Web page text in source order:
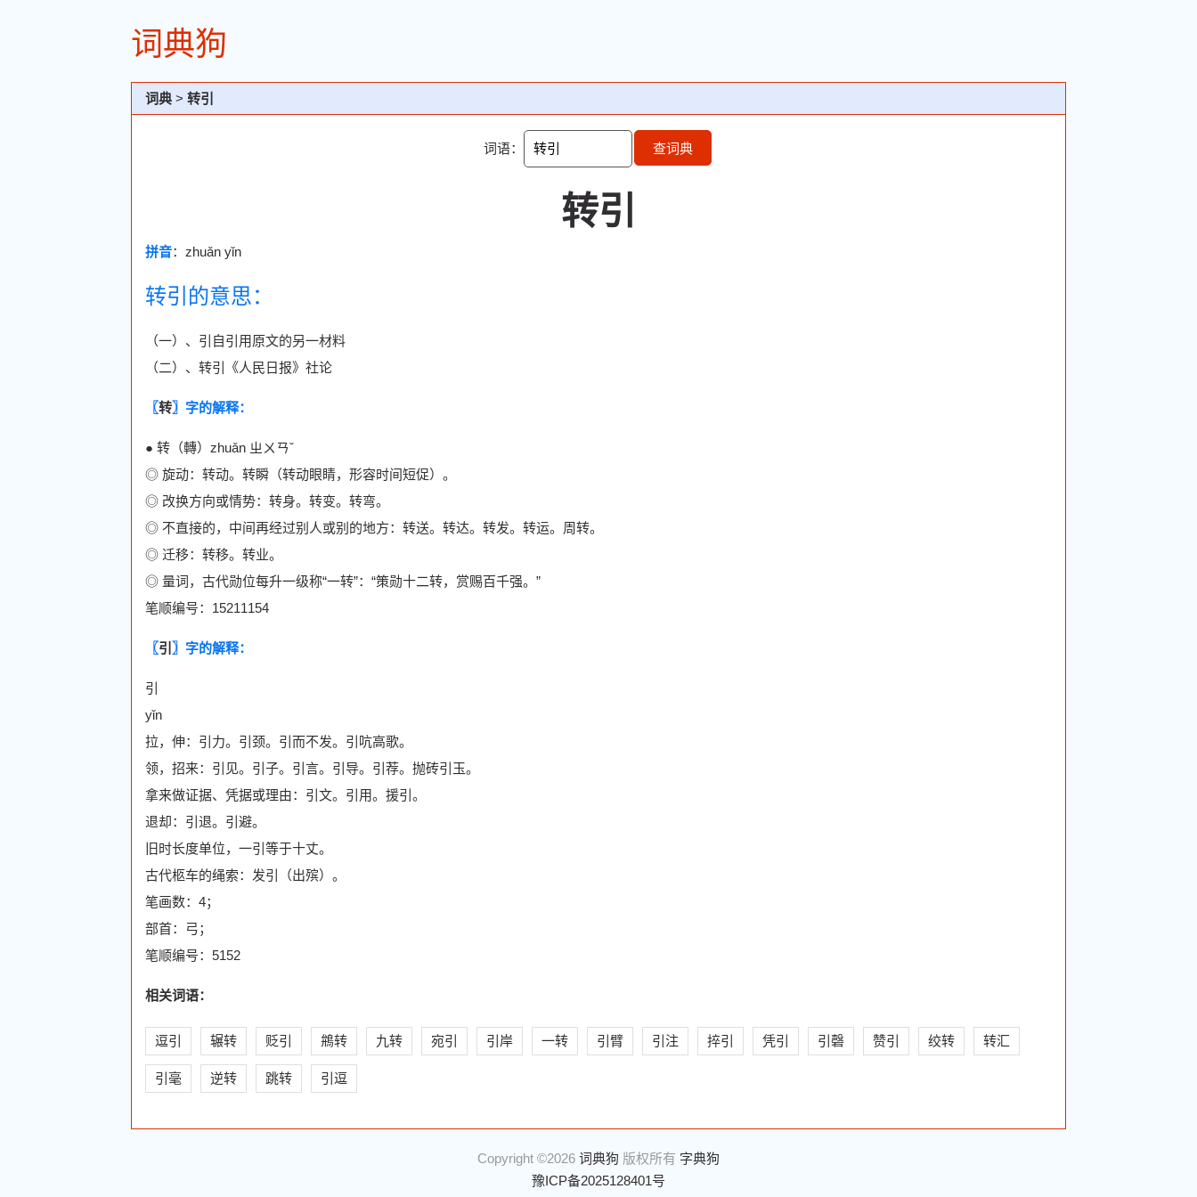
词典狗
词典 > 转引
词语： 查词典
转引
拼音：zhuǎn yǐn
转引的意思：
（一）、引自引用原文的另一材料
（二）、转引《人民日报》社论
〖转〗字的解释：
● 转（轉）zhuǎn ㄓㄨㄢˇ
◎ 旋动：转动。转瞬（转动眼睛，形容时间短促）。
◎ 改换方向或情势：转身。转变。转弯。
◎ 不直接的，中间再经过别人或别的地方：转送。转达。转发。转运。周转。
◎ 迁移：转移。转业。
◎ 量词，古代勋位每升一级称“一转”：“策勋十二转，赏赐百千强。”
笔顺编号：15211154
〖引 〗字的解释：
引
yǐn
拉，伸：引力。引颈。引而不发。引吭高歌。
领，招来：引见。引子。引言。引导。引荐。抛砖引玉。
拿来做证据、凭据或理由：引文。引用。援引。
退却：引退。引避。
旧时长度单位，一引等于十丈。
古代柩车的绳索：发引（出殡）。
笔画数：4；
部首：弓；
笔顺编号：5152
相关词语：
逗引 辗转 贬引 鴘转 九转 宛引 引岸 一转 引臂 引注 捽引 凭引 引磬 赞引 绞转 转汇
引毫 逆转 跳转 引逗
Copyright ©2026 词典狗 版权所有 字典狗
豫ICP备2025128401号